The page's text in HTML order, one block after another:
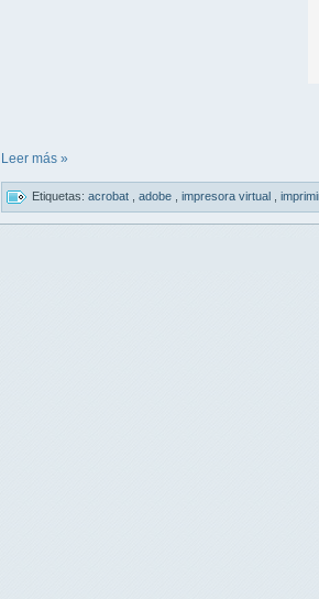
Leer más »
Etiquetas: acrobat adobe impresora virtual